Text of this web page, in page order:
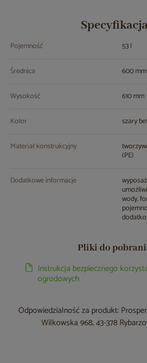
Pojemność 53 l
Średnica 600 mm
Wysokość 610 mm
Kolor szary
Materiał konstrukcyjny
(PE)
Dodatkowe informacje
wody,
Pliki do
Instrukcja bezpiecznego
ogrodowych
Odpowiedzialność za produkt:
Wilkowska 968, 43-378